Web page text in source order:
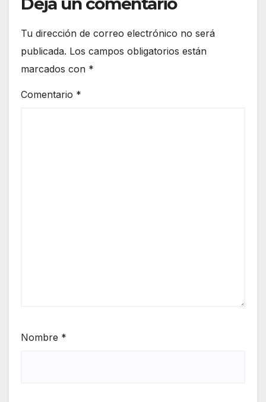
Tu dirección de correo electrónico no será
publicada. Los campos obligatorios están
marcados con *
Comentario *
Nombre *